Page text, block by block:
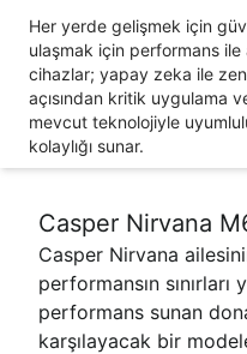
Her yerde gelişmek için
ulaşmak için performans ile
cihazlar; yapay zeka ile
açısından kritik uygulama
mevcut teknolojiyle
kolaylığı sunar.
Casper Nirvana
Casper Nirvana
performansın
performans sunan
karşılayacak bir